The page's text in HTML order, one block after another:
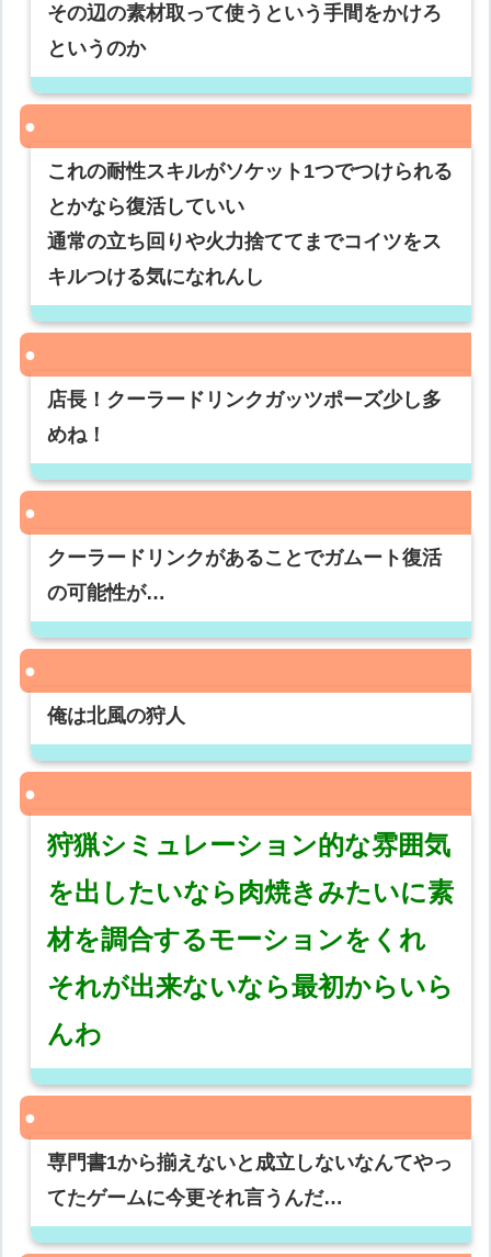
その辺の素材取って使うという手間をかけろ
というのか
これの耐性スキルがソケット1つでつけられる
とかなら復活していい
通常の立ち回りや火力捨ててまでコイツをス
キルつける気になれんし
店長！クーラードリンクガッツポーズ少し多
めね！
クーラードリンクがあることでガムート復活
の可能性が…
俺は北風の狩人
狩猟シミュレーション的な雰囲気
を出したいなら肉焼きみたいに素
材を調合するモーションをくれ
それが出来ないなら最初からいら
んわ
専門書1から揃えないと成立しないなんてやっ
てたゲームに今更それ言うんだ…